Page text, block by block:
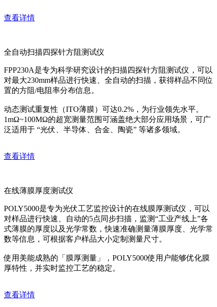
查看详情
全自动扫描四探针方阻测试仪
FPP230A是专为科学研究设计的扫描四探针方阻测试仪，可以
对最大230mm样品进行快速、全自动的扫描，获得样品不同位
置的方阻/电阻率分布信息。
动态测试重复性（ITO薄膜）可达0.2%，为行业领先水平。
1mΩ~100MΩ的超宽测量范围可涵盖绝大部分应用场景，可广
泛适用于 “光伏、半导体、合金、陶瓷” 等诸多领域。
查看详情
在线薄膜厚度测试仪
POLY5000是专为光伏工艺监控设计的在线膜厚测试仪，可以
对样品进行快速、自动的5点同步扫描，监测“工业产线上”各
式薄膜的厚度以及光学常数，快速准确测量薄膜厚度、光学常
数等信息，可根据客户样品大小定制测量尺寸。
使用美能成熟的「膜厚测量」，POLY5000使用户能够优化膜
厚特性，并实时监控工艺的稳定。
查看详情